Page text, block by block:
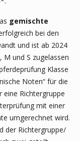
gemischte
bei den
und ist ab 2024
und S zugelassen
Klasse
Noten“ für die
eine Richtergruppe
mit einer
umgerechnet wird.
der Richtergruppe/